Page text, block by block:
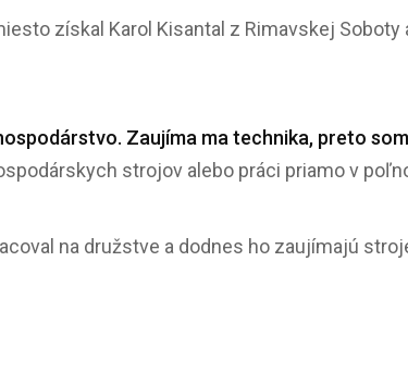
získal Karol Kisantal z Rimavskej
Zaujíma ma technika, preto
strojov alebo práci priamo v
na družstve a dodnes ho zaujímajú